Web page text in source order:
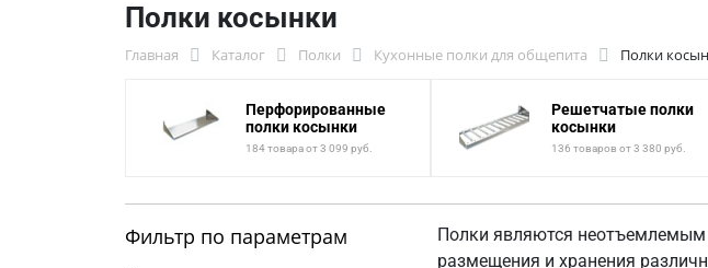
Полки косынки
Главная Каталог Полки Кухонные полки для общепита Полки
Перфорированные
полки косынки
184 товара от 3 099 руб.
Решетчатые полки
косынки
136 товаров от 3 380 руб.
Фильтр по параметрам
Полки являются неотъемлемым
размещения и хранения